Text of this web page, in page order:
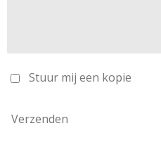
Stuur mij een kopie
Verzenden